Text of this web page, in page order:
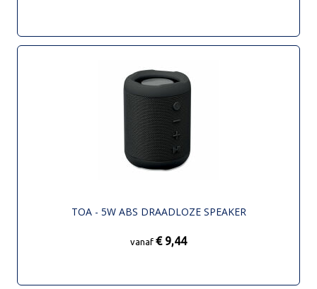
TOA - 5W ABS DRAADLOZE SPEAKER
vanaf € 9,44